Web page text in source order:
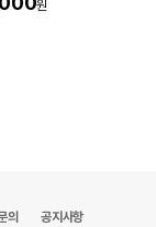
원
의 공지사항